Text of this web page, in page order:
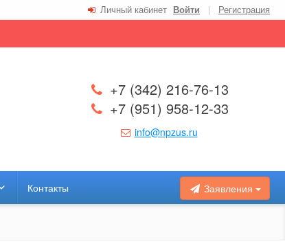
Личный кабинет Войти | Регистрация
+7 (342) 216-76-13
+7 (951) 958-12-33
info@npzus.ru
Заявления
Контакты